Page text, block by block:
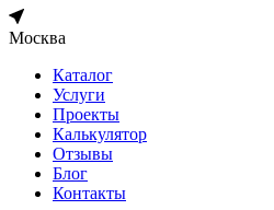
Москва
Каталог
Услуги
Проекты
Калькулятор
Отзывы
Блог
Контакты